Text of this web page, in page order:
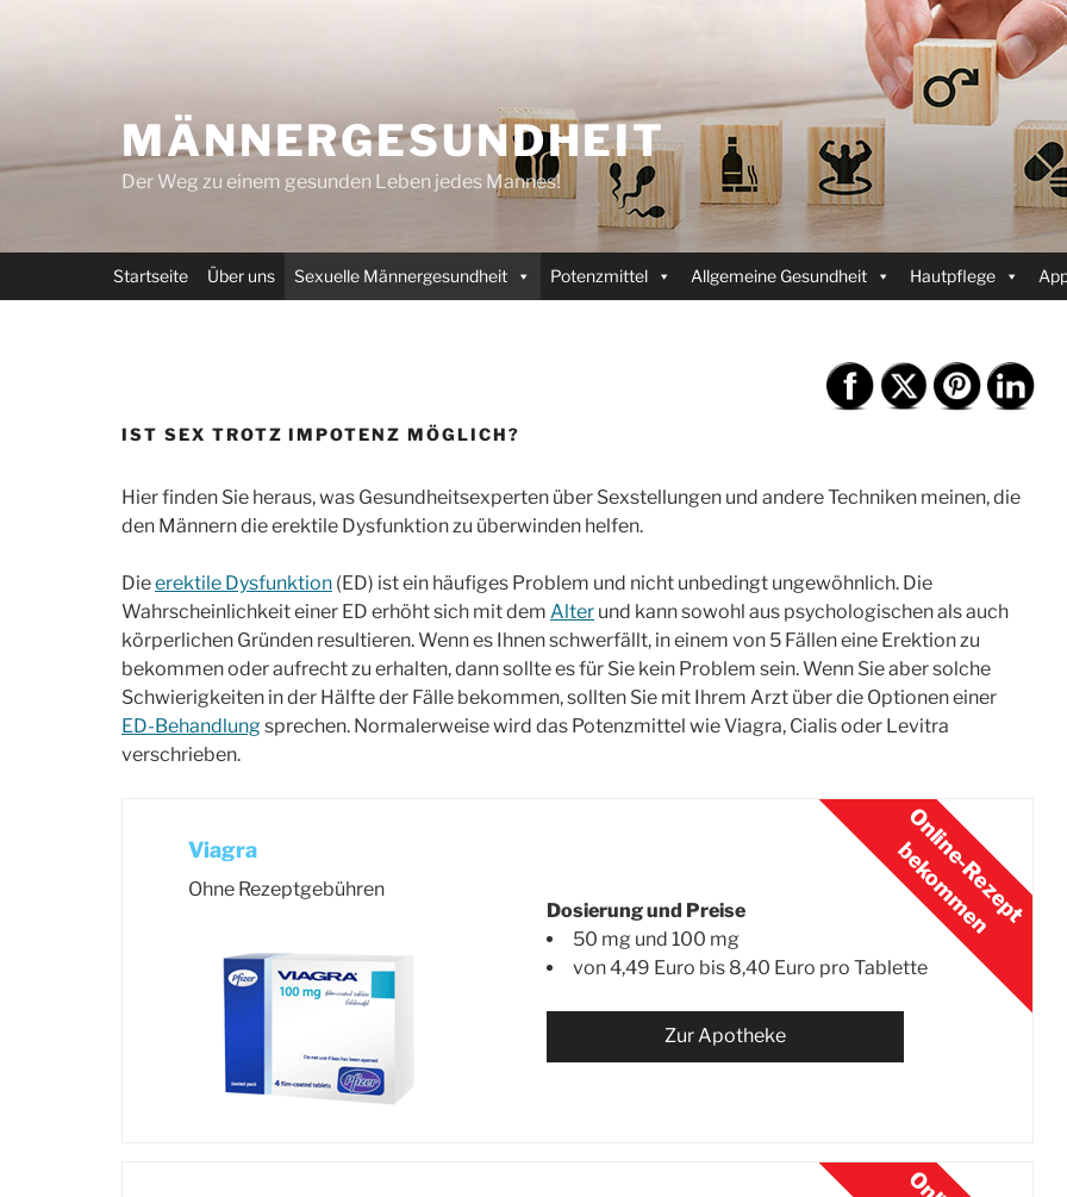
MÄNNERGESUNDHEIT
Der Weg zu einem gesunden Leben jedes Mannes!
Startseite Über uns Sexuelle Männergesundheit Potenzmittel Allgemeine Gesundheit Hautpflege
IST SEX TROTZ IMPOTENZ MÖGLICH?
Hier finden Sie heraus, was Gesundheitsexperten über Sexstellungen und andere Techniken meinen, die
den Männern die erektile Dysfunktion zu überwinden helfen.
Dieerektile Dysfunktion (ED) ist ein häufiges Problem und nicht unbedingt ungewöhnlich. Die
Wahrscheinlichkeit einer ED erhöht sich mit dem Alter und kann sowohl aus psychologischen als auch
körperlichen Gründen resultieren. Wenn es Ihnen schwerfällt, in einem von 5 Fällen eine Erektion zu
bekommen oder aufrecht zu erhalten, dann sollte es für Sie kein Problem sein. Wenn Sie aber solche
Schwierigkeiten in der Hälfte der Fälle bekommen, sollten Sie mit Ihrem Arzt über die Optionen einer
ED-Behandlungsprechen. Normalerweise wird das Potenzmittel wie Viagra, Cialis oder Levitra
verschrieben.
Viagra
Ohne Rezeptgebühren
Dosierung und Preise
50 mg und 100 mg
von 4,49 Euro bis 8,40 Euro pro Tablette
Zur Apotheke